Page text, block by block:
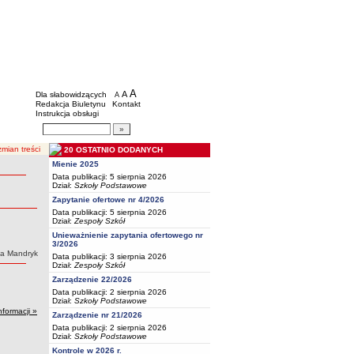
BIP - Oświata Częstochowa
Menu dodatkowe
Dla słabowidzących A pomniejsz czcionkę
A standardowy rozmiar czcionki
A
Redakcja Biuletynu
Kontakt
Instrukcja obsługi
Wyszukiwarka artykułów
treści
Mandryk
»
20 OSTATNIO DODANYCH
Mienie 2025
Data publikacji: 5 sierpnia 2026
Dział: Szkoły Podstawowe
Zapytanie ofertowe nr 4/2026
Data publikacji: 5 sierpnia 2026
Dział: Zespoły Szkół
Unieważnienie zapytania ofertowego nr
3/2026
Data publikacji: 3 sierpnia 2026
Dział: Zespoły Szkół
Zarządzenie 22/2026
Data publikacji: 2 sierpnia 2026
Dział: Szkoły Podstawowe
Zarządzenie nr 21/2026
Data publikacji: 2 sierpnia 2026
Dział: Szkoły Podstawowe
Kontrole w 2026 r.